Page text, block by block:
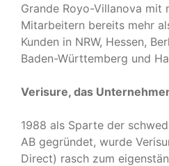
Grande Royo-Villanova
Mitarbeitern bereits mehr
Kunden in NRW, Hessen,
Baden-Württemberg und
Verisure, das
1988 als Sparte der
AB gegründet, wurde
Direct) rasch zum